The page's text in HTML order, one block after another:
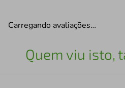
Carregando avaliações…
Quem viu isto,